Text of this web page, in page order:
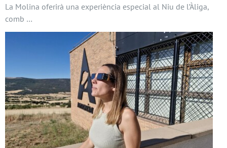
La Molina oferirà una experiència especial al Niu de l’Àliga,
comb …